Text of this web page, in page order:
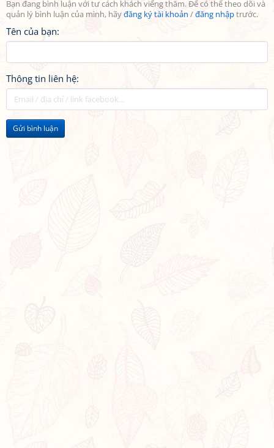
Bạn đang bình luận với tư cách khách viếng thăm. Để có thể theo dõi và
quản lý bình luận của mình, hãyđăng ký tài khoản /đăng nhậptrước.
Tên của bạn:
Thông tin liên hệ:
Gửi bình luận